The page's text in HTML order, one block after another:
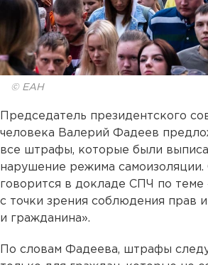
© ЕАН
Председатель президентского
человека Валерий Фадеев
все штрафы, которые были
нарушение режима самоизоляции.
говорится в докладе СПЧ по
с точки зрения соблюдения прав
и гражданина».
По словам Фадеева, штрафы